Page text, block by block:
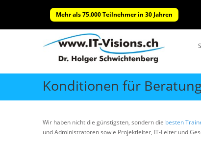
Mehr als 75.000 Teilnehmer in 30 Jahren
Konditionen für
Wir haben nicht die günstigsten, sondern die besten
und Administratoren sowie Projektleiter, IT-Leiter und